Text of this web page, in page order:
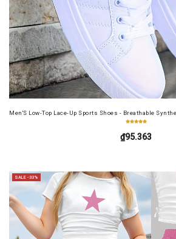
Men'S Low-Top Lace-Up Sports Shoes - Breathable
₫95.363
SALE -33%